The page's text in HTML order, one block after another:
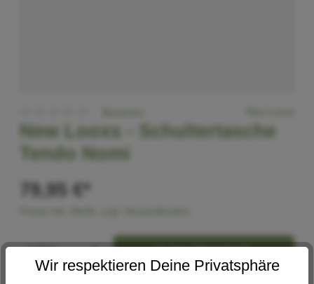
New Looxs -
Schultertasche
Tendo Nomi
79,95 €*
In den Warenkorb
Wir respektieren Deine Privatsphäre